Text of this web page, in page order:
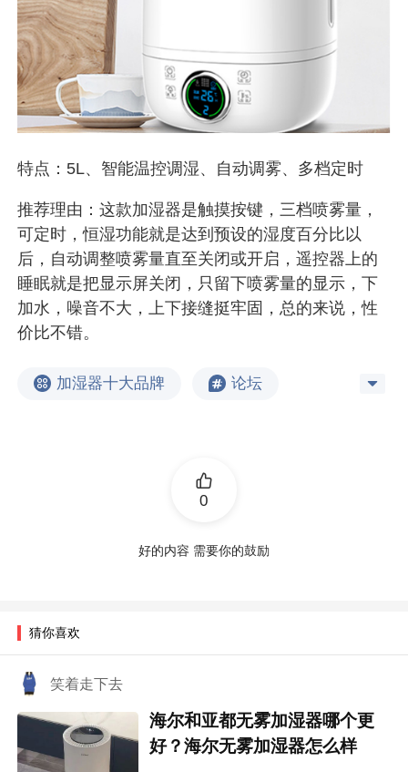
特点：5L、智能温控调湿、自动调雾、多档定时
推荐理由：这款加湿器是触摸按键，三档喷雾量，
可定时，恒湿功能就是达到预设的湿度百分比以
后，自动调整喷雾量直至关闭或开启，遥控器上的
睡眠就是把显示屏关闭，只留下喷雾量的显示，下
加水，噪音不大，上下接缝挺牢固，总的来说，性
价比不错。
加湿器十大品牌 论坛
0
好的内容 需要你的鼓励
猜你喜欢
笑着走下去
海尔和亚都无雾加湿器哪个更
好？海尔无雾加湿器怎么样